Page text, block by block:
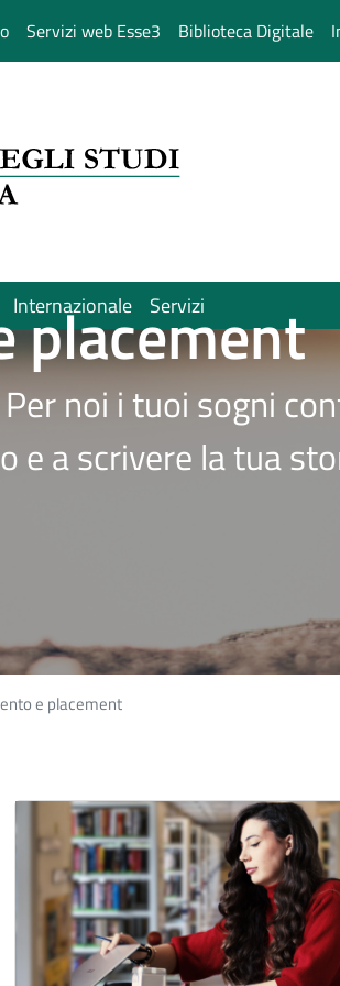
Servizi web Esse3 Biblioteca Digitale
Internazionale Servizi
placement
noi i tuoi sogni
a scrivere la tua
e placement
Immagine